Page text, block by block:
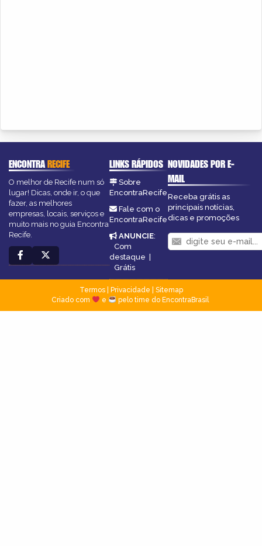
ENCONTRARECIFE
O melhor de Recife num só
lugar! Dicas, onde ir, o que
fazer, as melhores
empresas, locais, serviços e
muito mais no guia Encontra
Recife.
LINKS RÁPIDOS
Sobre
EncontraRecife
Fale com o
EncontraRecife
ANUNCIE:
Com
destaque
Grátis
NOVIDADES POR E-
MAIL
Receba grátis as
principais notícias,
dicas e promoções
Termos| Privacidade
Sitemap
Criado com
e pelo time do EncontraBrasil